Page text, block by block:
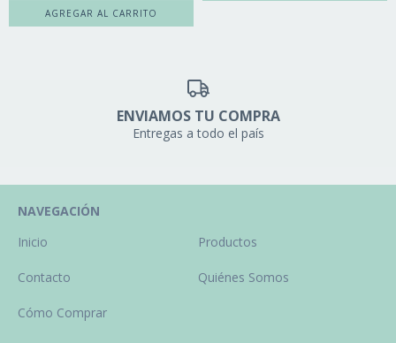
ENVIAMOS TU COMPRA
Entregas a todo el país
NAVEGACIÓN
Inicio
Productos
Contacto Quiénes Somos
Cómo Comprar